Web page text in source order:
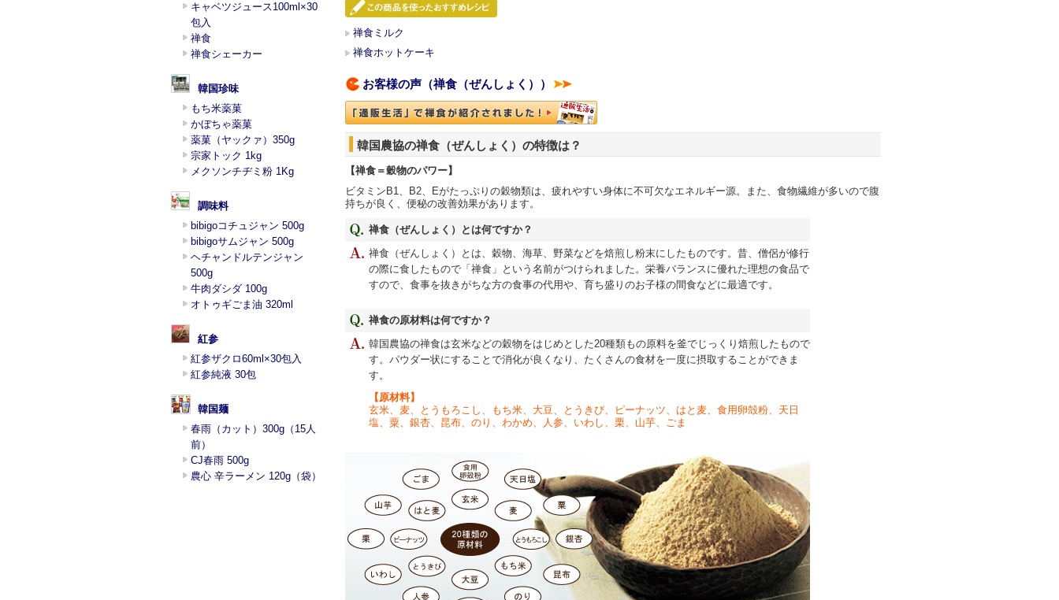
キャベツジュース100ml×30
包入
禅食
禅食シェーカー
韓国珍味
もち米薬菓
かぼちゃ薬菓
薬菓（ヤックァ）350g
宗家トック 1kg
メクソンチヂミ粉 1Kg
調味料
bibigoコチュジャン 500g
bibigoサムジャン 500g
ヘチャンドルテンジャン
500g
牛肉ダシダ 100g
オトゥギごま油 320ml
紅参
紅参ザクロ60ml×30包入
紅参純液 30包
韓国麺
春雨（カット）300g（15人
前）
CJ春雨 500g
農心 辛ラーメン 120g（袋）
禅食ミルク
禅食ホットケーキ
お客様の声（禅食（ぜんしょく））
韓国農協の禅食（ぜんしょく）の特徴は？
【禅食＝穀物のパワー】
ビタミンB1、B2、Eがたっぷりの穀物類は、疲れやすい身体に不可欠なエネルギー源。また、食物繊維が多いので腹
持ちが良く、便秘の改善効果があります。
禅食（ぜんしょく）とは何ですか？
禅食（ぜんしょく）とは、穀物、海草、野菜などを焙煎し粉末にしたものです。昔、僧侶が修行
の際に食したもので「禅食」という名前がつけられました。栄養バランスに優れた理想の食品で
すので、食事を抜きがちな方の食事の代用や、育ち盛りのお子様の間食などに最適です。
禅食の原材料は何ですか？
韓国農協の禅食は玄米などの穀物をはじめとした20種類もの原料を釜でじっくり焙煎したもので
す。パウダー状にすることで消化が良くなり、たくさんの食材を一度に摂取することができま
す。
【原材料】
玄米、麦、とうもろこし、もち米、大豆、とうきび、ピーナッツ、はと麦、食用卵殻粉、天日
塩、粟、銀杏、昆布、のり、わかめ、人参、いわし、栗、山芋、ごま